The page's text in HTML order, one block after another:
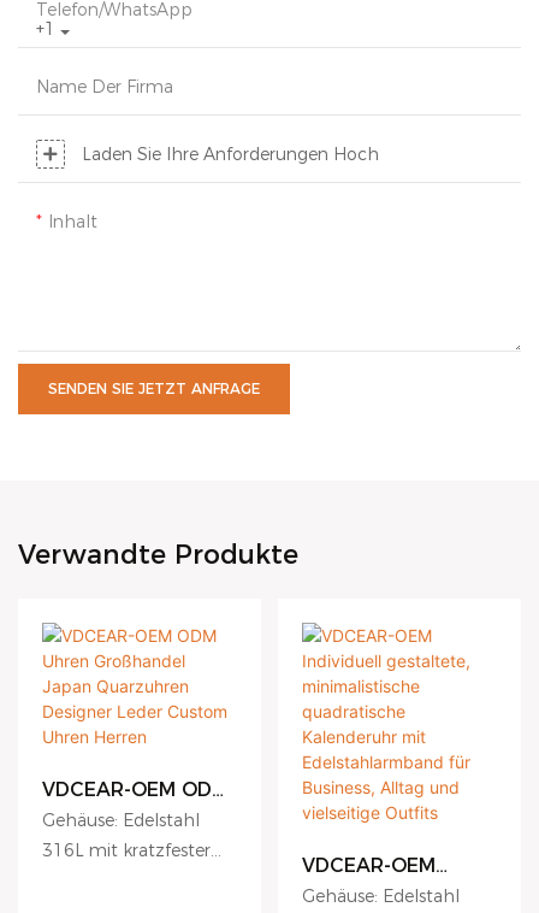
+1
Telefon/WhatsApp
Name Der Firma
Laden Sie Ihre Anforderungen Hoch
Inhalt
SENDEN SIE JETZT ANFRAGE
Verwandte Produkte
VDCEAR-OEM ODM
Uhren Großhandel
Japan Quarzuhren
Designer Leder
Gehäuse: Edelstahl
316L mit kratzfester
VDCEAR-OEM
Individuell
Gehäuse: Edelstahl